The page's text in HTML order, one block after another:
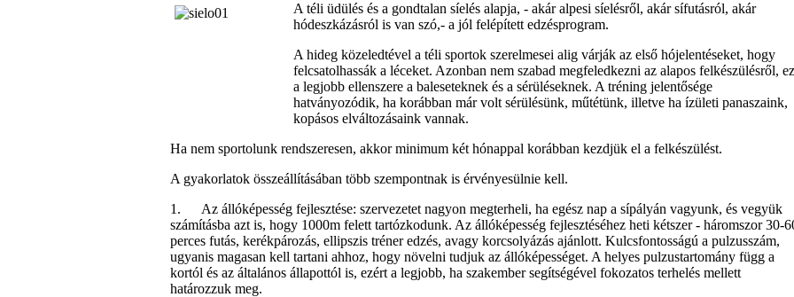
A téli üdülés és a gondtalan síelés alapja, - akár alpesi síelésről, akár sífutásról, akár
hódeszkázásról is van szó,- a jól felépített edzésprogram.
A hideg közeledtével a téli sportok szerelmesei alig várják az első hójelentéseket, hogy
felcsatolhassák a léceket. Azonban nem szabad megfeledkezni az alapos felkészülésről, ez
a legjobb ellenszere a baleseteknek és a sérüléseknek. A tréning jelentősége
hatványozódik, ha korábban már volt sérülésünk, műtétünk, illetve ha ízületi panaszaink,
kopásos elváltozásaink vannak.
Ha nem sportolunk rendszeresen, akkor minimum két hónappal korábban kezdjük el a felkészülést.
A gyakorlatok összeállításában több szempontnak is érvényesülnie kell.
1. Az állóképesség fejlesztése: szervezetet nagyon megterheli, ha egész nap a sípályán vagyunk, és vegyük
számításba azt is, hogy 1000m felett tartózkodunk. Az állóképesség fejlesztéséhez heti kétszer - háromszor 30-
perces futás, kerékpározás, ellipszis tréner edzés, avagy korcsolyázás ajánlott. Kulcsfontosságú a pulzusszám,
ugyanis magasan kell tartani ahhoz, hogy növelni tudjuk az állóképességet. A helyes pulzustartomány függ a
kortól és az általános állapottól is, ezért a legjobb, ha szakember segítségével fokozatos terhelés mellett
határozzuk meg.